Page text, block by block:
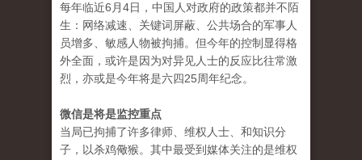
每年临近6月4日，中国人对政府的政策都并不陌
生：网络减速、关键词屏蔽、公共场合的军事人
员增多、敏感人物被拘捕。但今年的控制显得格
外全面，或许是因为对异见人士的反应比往常激
烈，亦或是今年将是六四25周年纪念。
微信是将是监控重点
当局已拘捕了许多律师、维权人士、和知识分
子，以杀鸡儆猴。其中最受到媒体关注的是维权